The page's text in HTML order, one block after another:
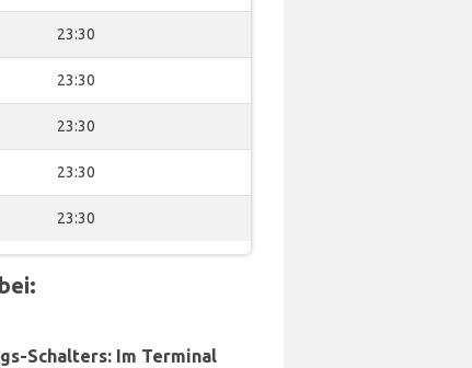
23:30
23:30
23:30
23:30
23:30
Schalters: Im Terminal